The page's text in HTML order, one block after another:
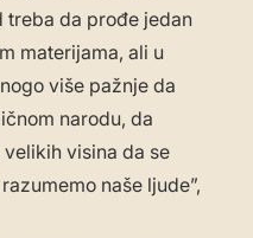
treba da prođe jedan
materijama, ali u
više pažnje da
narodu, da
visina da se
naše ljude”,